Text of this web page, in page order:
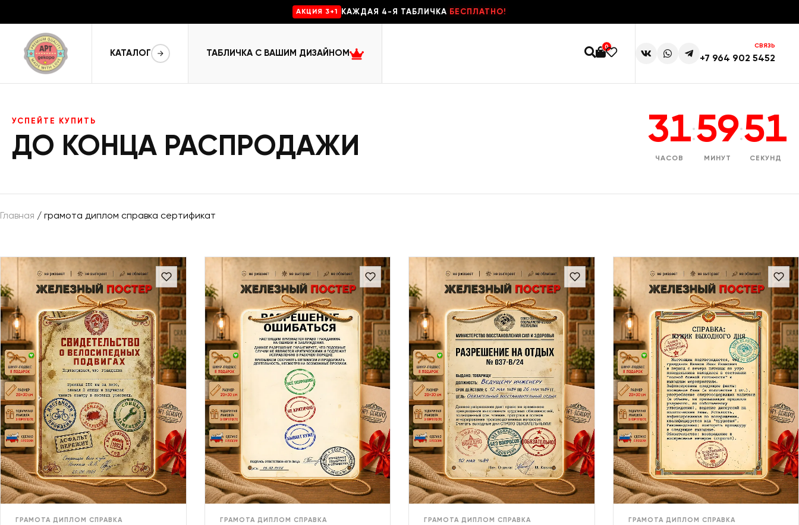
AKЦИЯ 3+1 КАЖДАЯ 4-Я ТАБЛИЧКА БЕСПЛАТНО!
КАТАЛОГ ТАБЛИЧКА С ВАШИМ ДИЗАЙНОМ
0 СВЯЗЬ
+7 964 902 5452
УСПЕЙТЕ КУПИТЬ
ДО КОНЦА РАСПРОДАЖИ 31
ЧАСОВ
:59
МИНУТ
:50
СЕКУНД
Главная / грамота диплом справка сертификат
ГРАМОТА ДИПЛОМ СПРАВКА
ГРАМОТА ДИПЛОМ СПРАВКА
ГРАМОТА ДИПЛОМ СПРАВКА
ГРАМОТА ДИПЛОМ СПРАВКА